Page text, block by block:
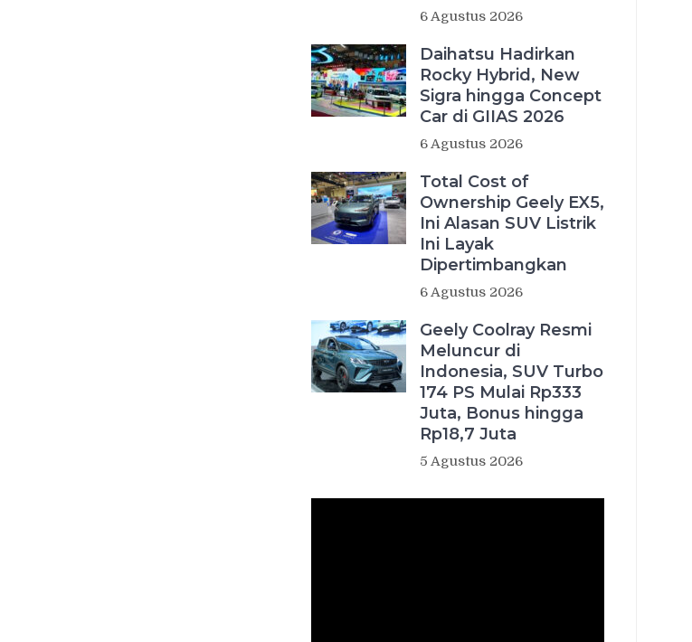
6 Agustus 2026
Daihatsu Hadirkan
Rocky Hybrid, New
Sigra hingga Concept
Car di GIIAS 2026
6 Agustus 2026
Total Cost of
Ownership Geely EX5,
Ini Alasan SUV Listrik
Ini Layak
Dipertimbangkan
6 Agustus 2026
Geely Coolray Resmi
Meluncur di
Indonesia, SUV Turbo
174 PS Mulai Rp333
Juta, Bonus hingga
Rp18,7 Juta
5 Agustus 2026